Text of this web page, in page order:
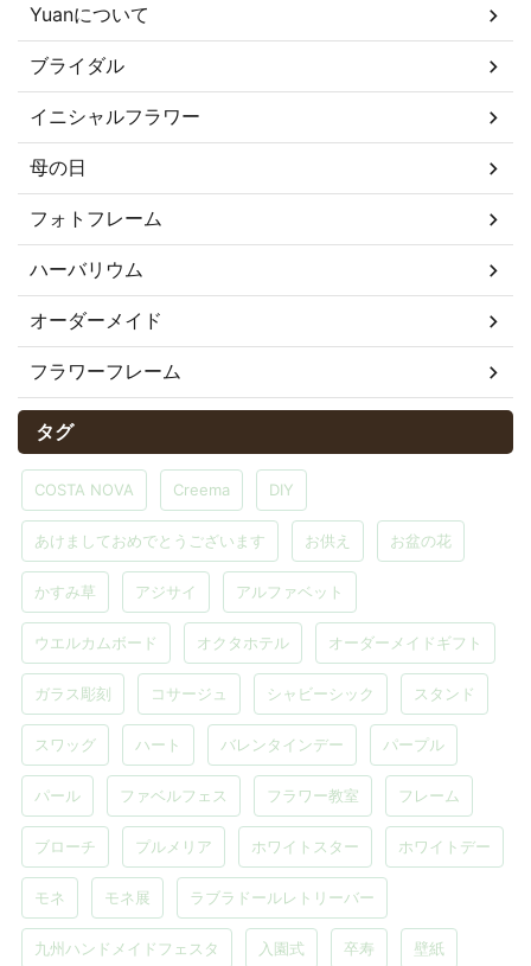
Yuanについて
ブライダル
イニシャルフラワー
母の日
フォトフレーム
ハーバリウム
オーダーメイド
フラワーフレーム
タグ
COSTA NOVA Creema DIY
あけましておめでとうございます お供え お盆の花
かすみ草 アジサイ アルファベット
ウエルカムボード オクタホテル オーダーメイドギフト
ガラス彫刻 コサージュ シャビーシック スタンド
スワッグ ハート バレンタインデー パープル
パール ファベルフェス フラワー教室 フレーム
ブローチ プルメリア ホワイトスター ホワイトデー
モネ モネ展 ラブラドールレトリーバー
九州ハンドメイドフェスタ 入園式 卒寿 壁紙